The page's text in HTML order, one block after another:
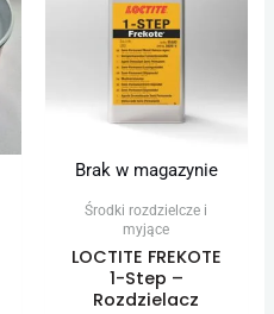
Brak w magazynie
Środki rozdzielcze i
myjące
LOCTITE FREKOTE
1-Step –
Rozdzielacz